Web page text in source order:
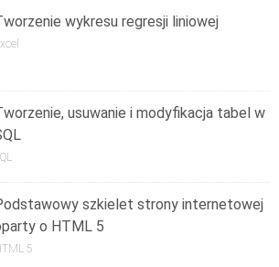
wykresu regresji liniowej
usuwanie i modyfikacja tabel w
szkielet strony internetowej
o HTML 5
5